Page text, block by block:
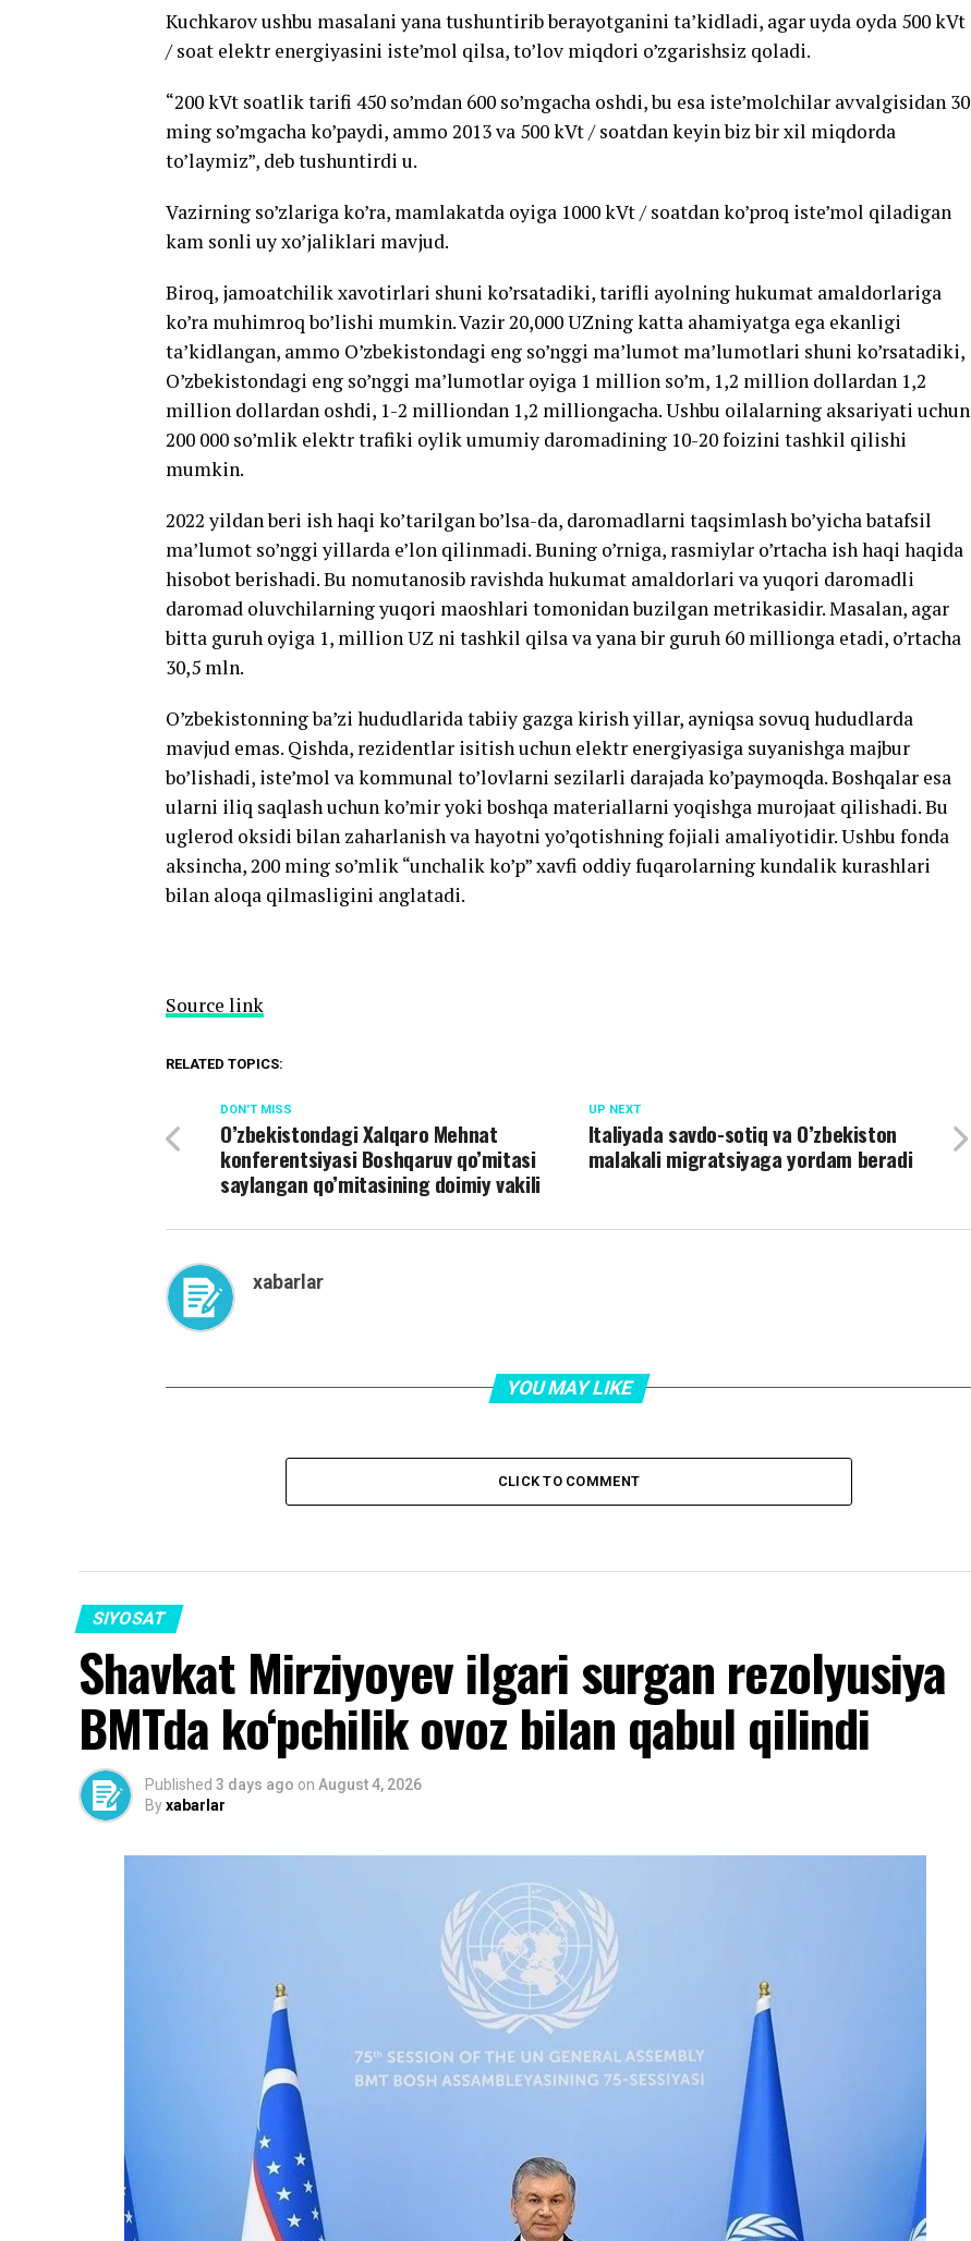
Kuchkarov ushbu masalani yana tushuntirib berayotganini ta’kidladi, agar uyda oyda 500 kVt
/ soat elektr energiyasini iste’mol qilsa, to’lov miqdori o’zgarishsiz qoladi.
“200 kVt soatlik tarifi 450 so’mdan 600 so’mgacha oshdi, bu esa iste’molchilar avvalgisidan 30
ming so’mgacha ko’paydi, ammo 2013 va 500 kVt / soatdan keyin biz bir xil miqdorda
to’laymiz”, deb tushuntirdi u.
Vazirning so’zlariga ko’ra, mamlakatda oyiga 1000 kVt / soatdan ko’proq iste’mol qiladigan
kam sonli uy xo’jaliklari mavjud.
Biroq, jamoatchilik xavotirlari shuni ko’rsatadiki, tarifli ayolning hukumat amaldorlariga
ko’ra muhimroq bo’lishi mumkin. Vazir 20,000 UZning katta ahamiyatga ega ekanligi
ta’kidlangan, ammo O’zbekistondagi eng so’nggi ma’lumot ma’lumotlari shuni ko’rsatadiki,
O’zbekistondagi eng so’nggi ma’lumotlar oyiga 1 million so’m, 1,2 million dollardan 1,2
million dollardan oshdi, 1-2 milliondan 1,2 milliongacha. Ushbu oilalarning aksariyati uchun
200 000 so’mlik elektr trafiki oylik umumiy daromadining 10-20 foizini tashkil qilishi
mumkin.
2022 yildan beri ish haqi ko’tarilgan bo’lsa-da, daromadlarni taqsimlash bo’yicha batafsil
ma’lumot so’nggi yillarda e’lon qilinmadi. Buning o’rniga, rasmiylar o’rtacha ish haqi haqida
hisobot berishadi. Bu nomutanosib ravishda hukumat amaldorlari va yuqori daromadli
daromad oluvchilarning yuqori maoshlari tomonidan buzilgan metrikasidir. Masalan, agar
bitta guruh oyiga 1, million UZ ni tashkil qilsa va yana bir guruh 60 millionga etadi, o’rtacha
30,5 mln.
O’zbekistonning ba’zi hududlarida tabiiy gazga kirish yillar, ayniqsa sovuq hududlarda
mavjud emas. Qishda, rezidentlar isitish uchun elektr energiyasiga suyanishga majbur
bo’lishadi, iste’mol va kommunal to’lovlarni sezilarli darajada ko’paymoqda. Boshqalar esa
ularni iliq saqlash uchun ko’mir yoki boshqa materiallarni yoqishga murojaat qilishadi. Bu
uglerod oksidi bilan zaharlanish va hayotni yo’qotishning fojiali amaliyotidir. Ushbu fonda
aksincha, 200 ming so’mlik “unchalik ko’p” xavfi oddiy fuqarolarning kundalik kurashlari
bilan aloqa qilmasligini anglatadi.
Source link
RELATED TOPICS:
UP NEXT
Italiyada savdo-sotiq va O’zbekiston
malakali migratsiyaga yordam beradi
DON'T MISS
O’zbekistondagi Xalqaro Mehnat
konferentsiyasi Boshqaruv qo’mitasi
saylangan qo’mitasining doimiy vakili
xabarlar
YOU MAY LIKE
CLICK TO COMMENT
SIYOSAT
Shavkat Mirziyoyev ilgari surgan rezolyusiya
BMTda ko‘pchilik ovoz bilan qabul qilindi
Published 3 days ago on August 4, 2026
Byxabarlar